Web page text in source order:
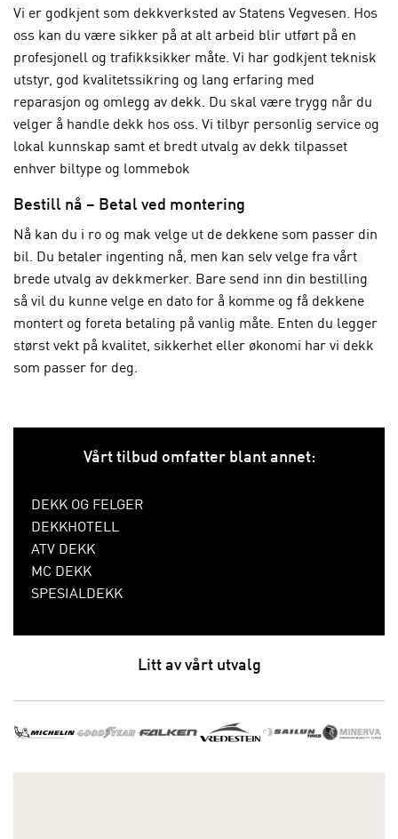
Vi er godkjent som dekkverksted av Statens Vegvesen. Hos
oss kan du være sikker på at alt arbeid blir utført på en
profesjonell og trafikksikker måte. Vi har godkjent teknisk
utstyr, god kvalitetssikring og lang erfaring med
reparasjon og omlegg av dekk. Du skal være trygg når du
velger å handle dekk hos oss. Vi tilbyr personlig service og
lokal kunnskap samt et bredt utvalg av dekk tilpasset
enhver biltype og lommebok
Bestill nå – Betal ved montering
Nå kan du i ro og mak velge ut de dekkene som passer din
bil. Du betaler ingenting nå, men kan selv velge fra vårt
brede utvalg av dekkmerker. Bare send inn din bestilling
så vil du kunne velge en dato for å komme og få dekkene
montert og foreta betaling på vanlig måte. Enten du legger
størst vekt på kvalitet, sikkerhet eller økonomi har vi dekk
som passer for deg.
Vårt tilbud omfatter blant annet:
DEKK OG FELGER
DEKKHOTELL
ATV DEKK
MC DEKK
SPESIALDEKK
Litt av vårt utvalg